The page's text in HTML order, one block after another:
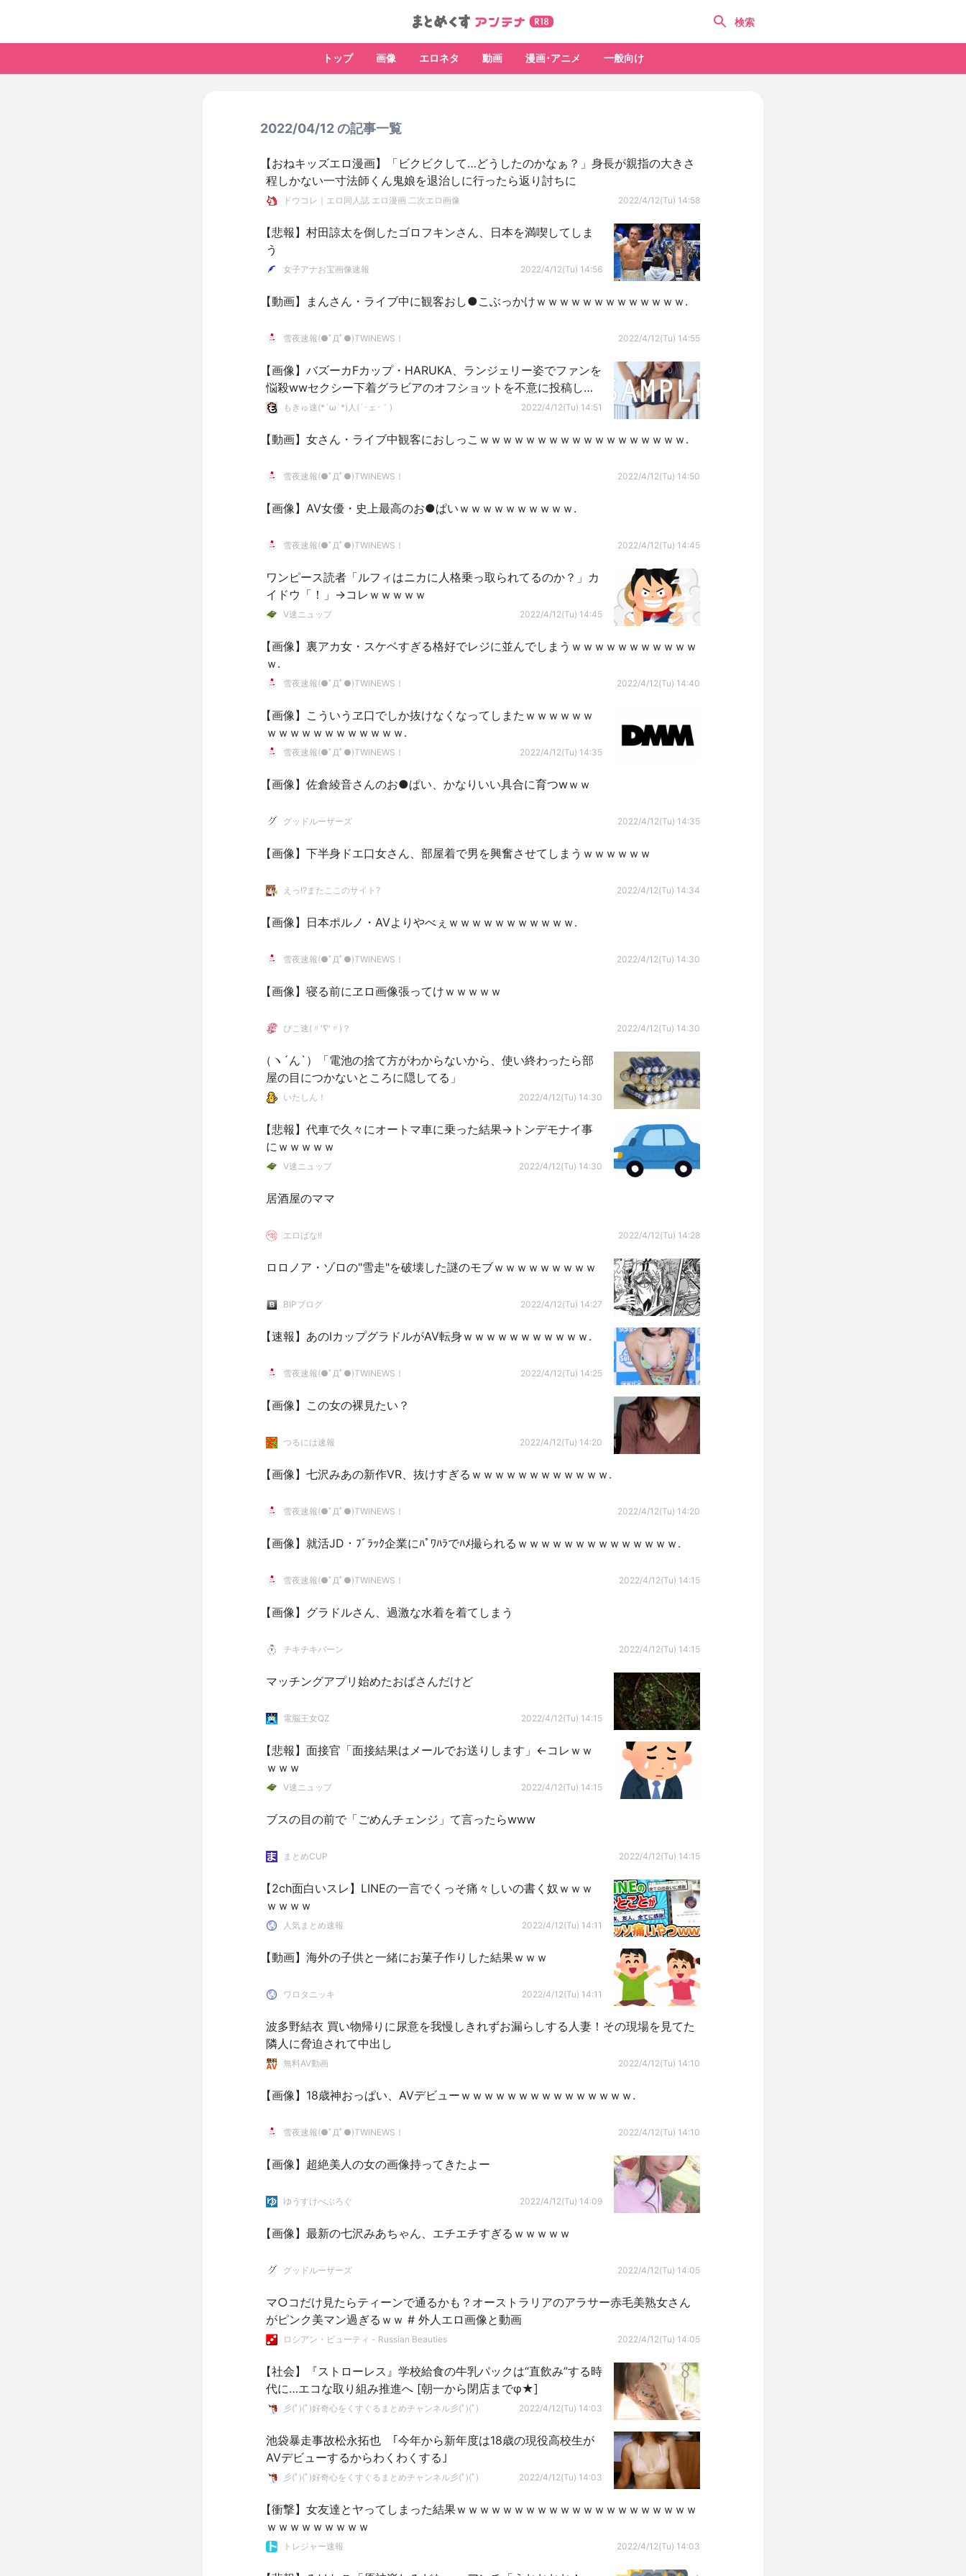
トップ 画像 エロネタ 動画 漫画･アニメ 一般向け
2022/04/12 の記事一覧
【おねキッズエロ漫画】「ビクビクして…どうしたのかなぁ？」身長が親指の大きさ
程しかない一寸法師くん鬼娘を退治しに行ったら返り討ちに
ドウコレ｜エロ同人誌 エロ漫画 二次エロ画像 2022/4/12(Tu) 14:58
【悲報】村田諒太を倒したゴロフキンさん、日本を満喫してしま
う
女子アナお宝画像速報 2022/4/12(Tu) 14:56
【動画】まんさん・ライブ中に観客おし●こぶっかけｗｗｗｗｗｗｗｗｗｗｗｗｗ.
雪夜速報(●ﾟДﾟ●)TWINEWS！ 2022/4/12(Tu) 14:55
【画像】バズーカFカップ・HARUKA、ランジェリー姿でファンを
悩殺wwセクシー下着グラビアのオフショットを不意に投稿し反
響！もきゅ速(*´ω`*)人(´･ェ･｀) 2022/4/12(Tu) 14:51
【動画】女さん・ライブ中観客におしっこｗｗｗｗｗｗｗｗｗｗｗｗｗｗｗｗｗｗ.
雪夜速報(●ﾟДﾟ●)TWINEWS！ 2022/4/12(Tu) 14:50
【画像】AV女優・史上最高のお●ぱいｗｗｗｗｗｗｗｗｗｗ.
雪夜速報(●ﾟДﾟ●)TWINEWS！ 2022/4/12(Tu) 14:45
ワンピース読者「ルフィはニカに人格乗っ取られてるのか？」カ
イドウ「！」→コレｗｗｗｗｗ
V速ニュップ 2022/4/12(Tu) 14:45
【画像】裏アカ女・スケベすぎる格好でレジに並んでしまうｗｗｗｗｗｗｗｗｗｗｗ
ｗ.
雪夜速報(●ﾟДﾟ●)TWINEWS！ 2022/4/12(Tu) 14:40
【画像】こういうヱ口でしか抜けなくなってしまたｗｗｗｗｗｗ
ｗｗｗｗｗｗｗｗｗｗｗｗ.
雪夜速報(●ﾟДﾟ●)TWINEWS！ 2022/4/12(Tu) 14:35
【画像】佐倉綾音さんのお●ぱい、かなりいい具合に育つwｗｗ
グッドルーザーズ 2022/4/12(Tu) 14:35
【画像】下半身ドエ口女さん、部屋着で男を興奮させてしまうｗｗｗｗｗｗ
えっ!?またここのサイト? 2022/4/12(Tu) 14:34
【画像】日本ポルノ・AVよりやべぇｗｗｗｗｗｗｗｗｗｗｗ.
雪夜速報(●ﾟДﾟ●)TWINEWS！ 2022/4/12(Tu) 14:30
【画像】寝る前にヱロ画像張ってけｗｗｗｗｗ
ぴこ速(〃'∇'〃)？ 2022/4/12(Tu) 14:30
（ヽ´ん`）「電池の捨て方がわからないから、使い終わったら部
屋の目につかないところに隠してる」
いたしん！ 2022/4/12(Tu) 14:30
【悲報】代車で久々にオートマ車に乗った結果→トンデモナイ事
にｗｗｗｗｗ
V速ニュップ 2022/4/12(Tu) 14:30
居酒屋のママ
エロばな!! 2022/4/12(Tu) 14:28
ロロノア・ゾロの"雪走"を破壊した謎のモブｗｗｗｗｗｗｗｗｗ
BIPブログ 2022/4/12(Tu) 14:27
【速報】あのIカップグラドルがAV転身ｗｗｗｗｗｗｗｗｗｗｗ.
雪夜速報(●ﾟДﾟ●)TWINEWS！ 2022/4/12(Tu) 14:25
【画像】この女の裸見たい？
つるには速報 2022/4/12(Tu) 14:20
【画像】七沢みあの新作VR、抜けすぎるｗｗｗｗｗｗｗｗｗｗｗｗ.
雪夜速報(●ﾟДﾟ●)TWINEWS！ 2022/4/12(Tu) 14:20
【画像】就活JD・ﾌﾞﾗｯｸ企業にﾊﾟﾜﾊﾗでﾊﾒ撮られるｗｗｗｗｗｗｗｗｗｗｗｗｗｗ.
雪夜速報(●ﾟДﾟ●)TWINEWS！ 2022/4/12(Tu) 14:15
【画像】グラドルさん、過激な水着を着てしまう
チキチキバーン 2022/4/12(Tu) 14:15
マッチングアプリ始めたおばさんだけど
電脳王女QZ 2022/4/12(Tu) 14:15
【悲報】面接官「面接結果はメールでお送りします」←コレｗｗ
ｗｗｗ
V速ニュップ 2022/4/12(Tu) 14:15
ブスの目の前で「ごめんチェンジ」て言ったらwww
まとめCUP 2022/4/12(Tu) 14:15
【2ch面白いスレ】LINEの一言でくっそ痛々しいの書く奴ｗｗｗ
ｗｗｗｗ
人気まとめ速報 2022/4/12(Tu) 14:11
【動画】海外の子供と一緒にお菓子作りした結果ｗｗｗ
ワロタニッキ 2022/4/12(Tu) 14:11
波多野結衣 買い物帰りに尿意を我慢しきれずお漏らしする人妻！その現場を見てた
隣人に脅迫されて中出し
無料AV動画 2022/4/12(Tu) 14:10
【画像】18歳神おっぱい、AVデビューｗｗｗｗｗｗｗｗｗｗｗｗｗｗｗ.
雪夜速報(●ﾟДﾟ●)TWINEWS！ 2022/4/12(Tu) 14:10
【画像】超絶美人の女の画像持ってきたよー
ゆうすけべぶろぐ 2022/4/12(Tu) 14:09
【画像】最新の七沢みあちゃん、エチエチすぎるｗｗｗｗｗ
グッドルーザーズ 2022/4/12(Tu) 14:05
マ○コだけ見たらティーンで通るかも？オーストラリアのアラサー赤毛美熟女さん
がピンク美マン過ぎるｗｗ # 外人エロ画像と動画
ロシアン・ビューティ - Russian Beauties 2022/4/12(Tu) 14:05
【社会】『ストローレス』学校給食の牛乳パックは“直飲み”する時
代に…エコな取り組み推進へ [朝一から閉店までφ★]
彡(ﾟ)(ﾟ)好奇心をくすぐるまとめチャンネル彡(ﾟ)(ﾟ) 2022/4/12(Tu) 14:03
池袋暴走事故松永拓也 ｢今年から新年度は18歳の現役高校生が
AVデビューするからわくわくする｣
彡(ﾟ)(ﾟ)好奇心をくすぐるまとめチャンネル彡(ﾟ)(ﾟ) 2022/4/12(Tu) 14:03
【衝撃】女友達とヤってしまった結果ｗｗｗｗｗｗｗｗｗｗｗｗｗｗｗｗｗｗｗｗｗ
ｗｗｗｗｗｗｗｗｗ
トレジャー速報 2022/4/12(Tu) 14:03